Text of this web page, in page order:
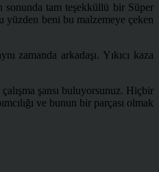
sonunda tam teşekküllü bir Süper
yüzden beni bu malzemeye çeken
zamanda arkadaşı. Yıkıcı kaza
şansı buluyorsunuz. Hiçbir
ve bunun bir parçası olmak